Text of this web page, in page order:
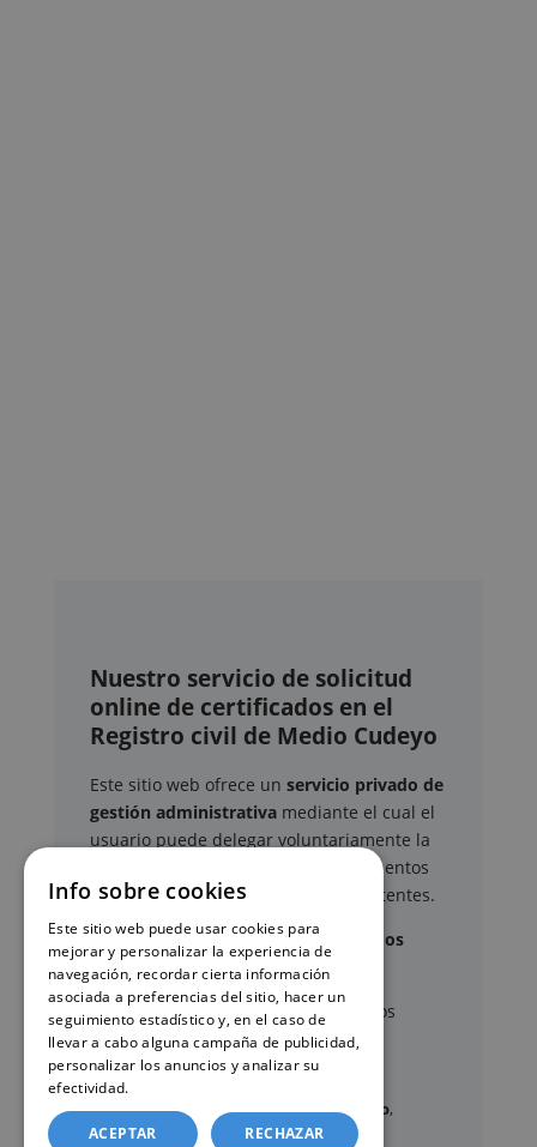
Nuestro servicio de solicitud
online de certificados en el
Registro civil de Medio Cudeyo
Este sitio web ofrece un servicio privado de
gestión administrativa mediante el cual el
usuario puede delegar voluntariamente la
tramitación de determinados documentos
oficiales ante los organismos competentes.
Documentos y trámites que podemos
gestionar
A través de nuestro servicio, podemos
gestionar, entre otros:
Certificados y partidas denacimiento,
matrimonio
y
defunción
Info sobre cookies
Este sitio web puede usar cookies para
mejorar y personalizar la experiencia de
navegación, recordar cierta información
asociada a preferencias del sitio, hacer un
seguimiento estadístico y, en el caso de
llevar a cabo alguna campaña de publicidad,
personalizar los anuncios y analizar su
efectividad.
ACEPTAR RECHAZAR